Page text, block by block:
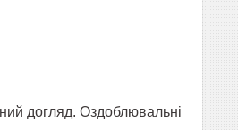
догляд. Оздоблювальні